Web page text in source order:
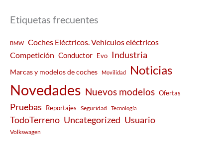
Etiquetas frecuentes
BMW
Coches Eléctricos. Vehículos eléctricos
Competición Conductor Evo Industria
Marcas y modelos de coches Movilidad Noticias
Novedades Nuevos modelos Ofertas
Pruebas Reportajes Seguridad Tecnología
TodoTerreno Uncategorized Usuario
Volkswagen